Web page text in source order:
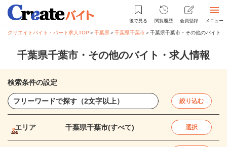
後で見る 閲覧履歴 会員登録 メニュー
クリエイトバイト・パート求人TOP ＞千葉県＞千葉県千葉市＞千葉県千葉市・その他のバイト
千葉県千葉市・その他のバイト・求人情報
検索条件の設定
絞り込む
エリア 千葉県千葉市(すべて) 選択